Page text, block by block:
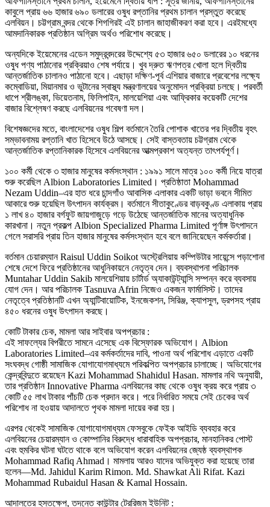
কাবুলে প্রায় ৬৬ হাজার ৬৯০ ডলারের ওষুধ রপ্তানির প্রথম চালান প্রস্তুত করেছে
এলবিয়ন। চট্টগ্রাম বন্দর থেকে শিগগিরই এই চালান জাহাজীকরণ করা হবে। এরইমধ্যে
আমদানিকারক প্রতিষ্ঠান অগ্রিম অর্থও পরিশোধ করেছে।
অন্যদিকে ইয়েমেনের এডেন সমুদ্রবন্দরের উদ্দেশ্যে ৫৩ হাজার ৬৫০ ডলারের ১০ ধরনের
ওষুধ পণ্য পাঠানোর প্রক্রিয়াও শেষ পর্যায়ে। খুব দ্রুত ঋণপত্র খোলা হলে দ্বিতীয়
আন্তর্জাতিক চালানও পাঠানো হবে। এছাড়া দক্ষিণ-পূর্ব এশিয়ার বাজারে প্রবেশের লক্ষ্যে
কম্বোডিয়া, মিয়ানমার ও ভুটানের স্বাস্থ্য মন্ত্রণালয়ের অনুমোদন প্রক্রিয়া চলছে। পরবর্তী
ধাপে শ্রীলঙ্কা, ভিয়েতনাম, ফিলিপাইন, মালয়েশিয়া এবং আফ্রিকার কয়েকটি দেশের
বাজার বিশ্লেষণ করছে এলবিয়নের গবেষণা দল।
বিশেষজ্ঞদের মতে, বাংলাদেশের ওষুধ শিল্প বর্তমানে তৈরি পোশাক খাতের পর দ্বিতীয় বৃহৎ
সম্ভাবনাময় রপ্তানি খাত হিসেবে উঠে আসছে। সেই বাস্তবতায় চট্টগ্রাম থেকে
আন্তর্জাতিক রপ্তানিকারক হিসেবে এলবিয়নের আত্মপ্রকাশ অত্যন্ত তাৎপর্যপূর্ণ।
১০০ কর্মী থেকে ৩ হাজার মানুষের কর্মসংস্থান : ১৯৯১ সালে মাত্র ১০০ কর্মী নিয়ে যাত্রা
শুরু করেছিল Albion Laboratories Limited। প্রতিষ্ঠাতা Mohammad
Nezam Uddin–এর হাত ধরে চান্দগাঁও আবাসিক এলাকার একটি ভাড়া ভবনে সীমিত
আকারে শুরু হয়েছিল উৎপাদন কার্যক্রম। বর্তমানে সীতাকুণ্ডের বাড়বকুণ্ড এলাকায় প্রায়
১ লাখ ৪০ হাজার বর্গফুট জায়গাজুড়ে গড়ে উঠেছে আন্তর্জাতিক মানের অত্যাধুনিক
কারখানা। নতুন প্রকল্প Albion Specialized Pharma Limited পূর্ণাঙ্গ উৎপাদনে
গেলে সরাসরি প্রায় তিন হাজার মানুষের কর্মসংস্থান হবে বলে জানিয়েছেন কর্মকর্তারা।
বর্তমান চেয়ারম্যান Raisul Uddin Soikot অস্ট্রেলিয়ায় কম্পিউটার সায়েন্সে পড়াশোনা
শেষে দেশে ফিরে প্রতিষ্ঠানের আধুনিকায়নে নেতৃত্ব দেন। ব্যবস্থাপনা পরিচালক
Muntahar Uddin Sakib মালয়েশিয়ায় চার্টার্ড অ্যাকাউন্ট্যান্সি সম্পন্ন করে ব্যবসায়
যোগ দেন। আর পরিচালক Tasnuva Afrin নিজেও একজন ফার্মাসিস্ট। তাদের
নেতৃত্বে প্রতিষ্ঠানটি এখন অ্যান্টিবায়োটিক, ইনজেকশন, সিরিঞ্জ, ক্যাপসুল, ড্রপসহ প্রায়
৪৫০ ধরনের ওষুধ উৎপাদন করছে।
কোটি টাকার চেক, মামলা আর সাইবার অপপ্রচার :
এই সাফল্যের বিপরীতে সামনে এসেছে এক বিস্ফোরক অভিযোগ। Albion
Laboratories Limited–এর কর্মকর্তাদের দাবি, পাওনা অর্থ পরিশোধ এড়াতে একটি
সংঘবদ্ধ গোষ্ঠী সামাজিক যোগাযোগমাধ্যমে পরিকল্পিত অপপ্রচার চালাচ্ছে। অভিযোগের
কেন্দ্রবিন্দুতে রয়েছেন Kazi Mohammad Shahidul Hasan. মামলার নথি অনুযায়ী,
তার প্রতিষ্ঠান Innovative Pharma এলবিয়নের কাছ থেকে ওষুধ ক্রয় করে প্রায় ৩
কোটি ৫৫ লাখ টাকার পাঁচটি চেক প্রদান করে। পরে নির্ধারিত সময়ে সেই চেকের অর্থ
পরিশোধ না হওয়ায় আদালতে পৃথক মামলা দায়ের করা হয়।
এরপর থেকেই সামাজিক যোগাযোগমাধ্যম ফেসবুকে ফেইক আইডি ব্যবহার করে
এলবিয়নের চেয়ারম্যান ও কোম্পানির বিরুদ্ধে ধারাবাহিক অপপ্রচার, মানহানিকর পোস্ট
এবং হুমকির ঘটনা ঘটতে থাকে বলে অভিযোগ করেন এলবিয়নের জ্যেষ্ঠ ব্যবস্থাপক
Mohammad Rafiq Ahmad। মামলায় আরও যাদের অভিযুক্ত করা হয়েছে তারা
হলেন—Md. Jahidul Karim Rimon. Md. Shawkat Ali Rifat. Kazi
Mohammad Rubaidul Hasan & Kamal Hossain.
আদালতের হস্তক্ষেপ, তদন্তে কাউন্টার টেররিজম ইউনিট :